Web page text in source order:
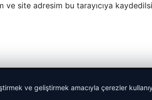
ve site adresim bu tarayıcıya
ve geliştirmek amacıyla çerezler